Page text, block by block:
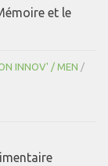
et le
INNOV' / MEN /